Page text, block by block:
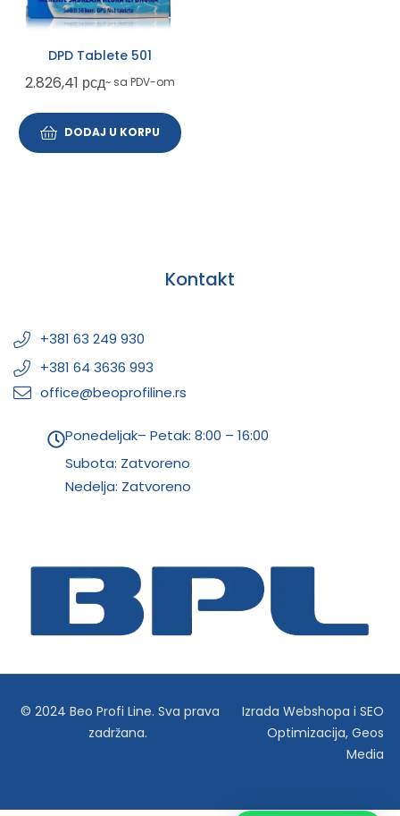
DPD Tablete 501
2.826,41 рсд~ sa PDV-om
DODAJ U KORPU
Kontakt
+381 63 249 930
+381 64 3636 993
office@beoprofiline.rs
Ponedeljak– Petak: 8:00 – 16:00
Subota: Zatvoreno
Nedelja: Zatvoreno
© 2024 Beo Profi Line. Sva prava
zadržana.
Izrada Webshopa iSEO
Optimizacija,Geos
Media